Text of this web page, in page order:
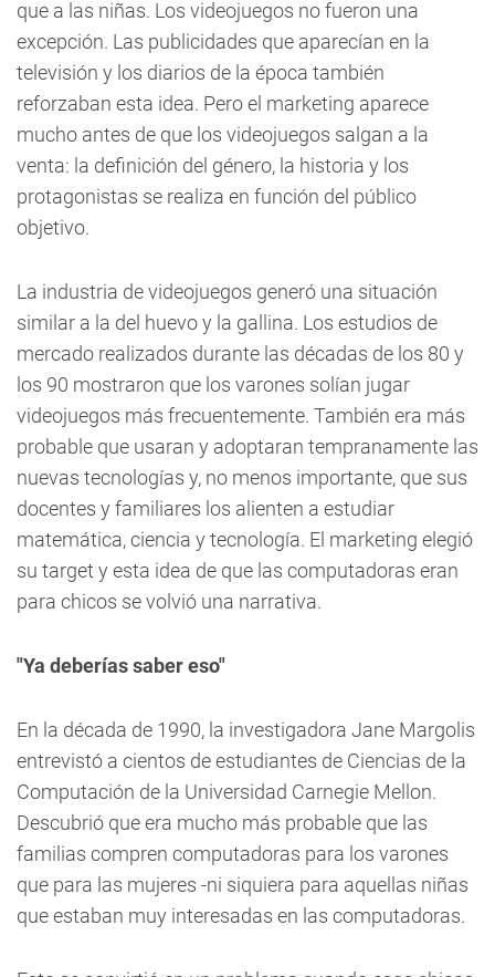
que a las niñas. Los videojuegos no fueron una
excepción. Las publicidades que aparecían en la
televisión y los diarios de la época también
reforzaban esta idea. Pero el marketing aparece
mucho antes de que los videojuegos salgan a la
venta: la definición del género, la historia y los
protagonistas se realiza en función del público
objetivo.
La industria de videojuegos generó una situación
similar a la del huevo y la gallina. Los estudios de
mercado realizados durante las décadas de los 80 y
los 90 mostraron que los varones solían jugar
videojuegos más frecuentemente. También era más
probable que usaran y adoptaran tempranamente las
nuevas tecnologías y, no menos importante, que sus
docentes y familiares los alienten a estudiar
matemática, ciencia y tecnología. El marketing elegió
su target y esta idea de que las computadoras eran
para chicos se volvió una narrativa.
"Ya deberías saber eso"
En la década de 1990, la investigadora Jane Margolis
entrevistó a cientos de estudiantes de Ciencias de la
Computación de la Universidad Carnegie Mellon.
Descubrió que era mucho más probable que las
familias compren computadoras para los varones
que para las mujeres -ni siquiera para aquellas niñas
que estaban muy interesadas en las computadoras.